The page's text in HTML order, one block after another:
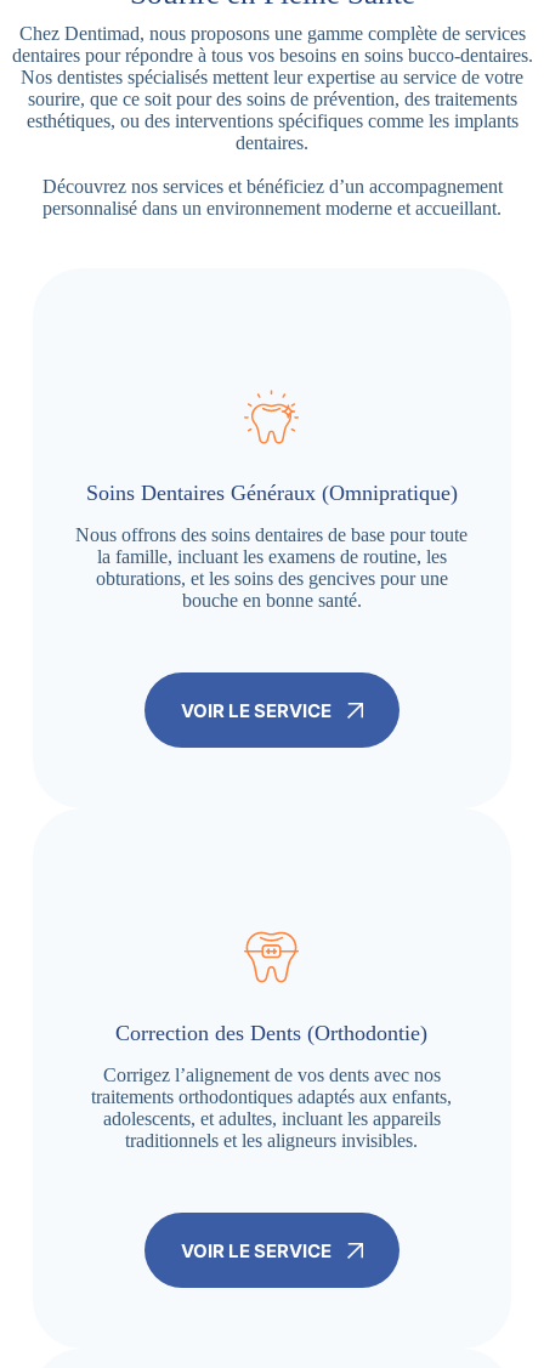
Chez Dentimad, nous proposons une gamme complète de services
dentaires pour répondre à tous vos besoins en soins bucco-dentaires.
Nos dentistes spécialisés mettent leur expertise au service de votre
sourire, que ce soit pour des soins de prévention, des traitements
esthétiques, ou des interventions spécifiques comme les implants
dentaires.
Découvrez nos services et bénéficiez d’un accompagnement
personnalisé dans un environnement moderne et accueillant.
Soins Dentaires Généraux (Omnipratique)
Nous offrons des soins dentaires de base pour toute
la famille, incluant les examens de routine, les
obturations, et les soins des gencives pour une
bouche en bonne santé.
VOIR LE SERVICE
Correction des Dents (Orthodontie)
Corrigez l’alignement de vos dents avec nos
traitements orthodontiques adaptés aux enfants,
adolescents, et adultes, incluant les appareils
traditionnels et les aligneurs invisibles.
VOIR LE SERVICE